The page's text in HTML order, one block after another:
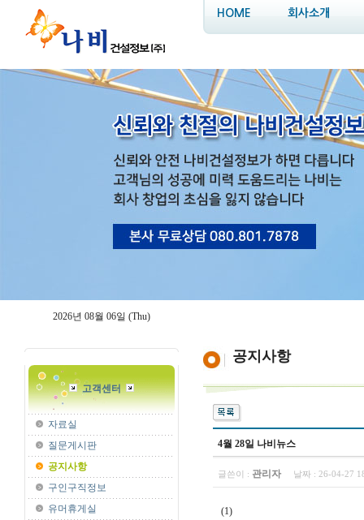
HOME 회사소개
2026년 08월 06일 (Thu)
고객센터
자료실
질문게시판
공지사항
구인구직정보
유머휴게실
공지사항
4월 28일 나비뉴스
글쓴이 : 관리자 날짜 : 26-04-27
(1)